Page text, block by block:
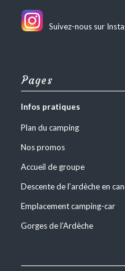
Suivez-nous sur
Pages
Infos pratiques
Plan du camping
Nos promos
Accueil de groupe
Descente de l’ardèche en
Emplacement camping-car
Gorges de l’Ardèche